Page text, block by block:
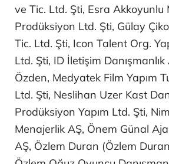
ve Tic. Ltd. Şti, Esra Akkoyunlu
Prodüksiyon Ltd. Şti, Gülay
Tic. Ltd. Şti, Icon Talent Org.
Ltd. Şti, ID İletişim
Özden, Medyatek Film Yapım
Ltd. Şti, Neslihan Uzer Kast
Prodüksiyon Yapım Ltd. Şti,
Menajerlik AŞ, Önem Günal
AŞ, Özlem Duran (Özlem